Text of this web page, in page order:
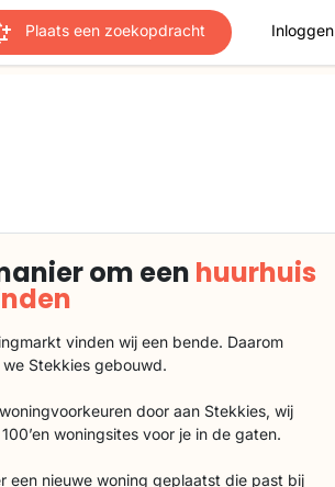
Plaats een zoekopdracht Inloggen
om een huurhuis
vinden wij een bende. Daarom
Stekkies gebouwd.
door aan Stekkies, wij
woningsites voor je in de gaten.
een nieuwe woning geplaatst die past bij